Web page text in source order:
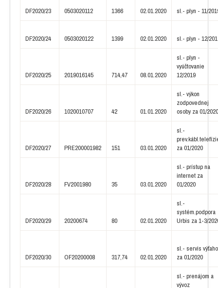
DF2020/23 0503020112 1366 02.01.2020 sl.- plyn - 11/
DF2020/24 0503020122 1399 02.01.2020 sl.- plyn - 12/
DF2020/25 2019016145 714,47 08.01.2020
sl.- plyn -
vyúčtovanie
12/2019
DF2020/26 1020010707 42 01.01.2020
sl.- výkon
zodpovednej
osoby za 01/2020
DF2020/27 PRE200001982 151 03.01.2020
sl.-
za 01/2020
DF2020/28 FV2001980 35 03.01.2020
sl.- prístup na
internet za
01/2020
DF2020/29 20200674 80 02.01.2020
sl.-
systém.podpora
Urbis za 1-3/
DF2020/30 OF20200008 317,74 02.01.2020
sl.- servis
za 01/2020
sl.- prenájom a
vývoz